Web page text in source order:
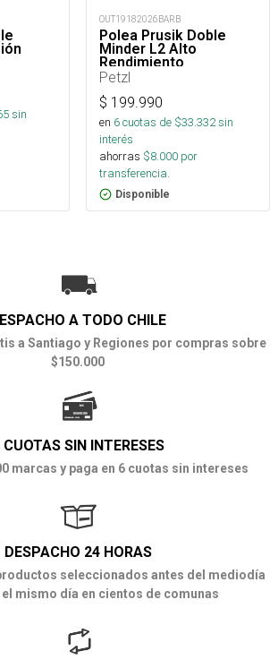
sin
OUT19182026BARB
Polea Prusik Doble
Minder L2 Alto
Rendimiento
Petzl
$ 199.990
en 6cuotas de $33.332sin
interés
ahorras $8.000 por
transferencia.
Disponible
A TODO CHILE
a Santiago y Regiones por compras sobre
$150.000
CUOTAS SIN INTERESES
marcas y paga en 6 cuotas sin intereses
DESPACHO 24 HORAS
seleccionados antes del mediodía
mismo día en cientos de comunas